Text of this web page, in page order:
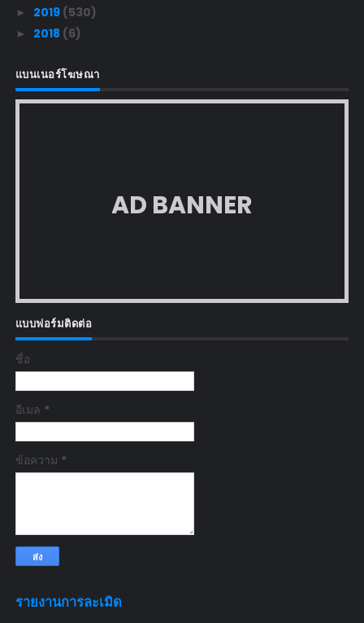
► 2019 (530)
► 2018 (6)
แบนเนอร์โฆษณา
AD BANNER
แบบฟอร์มติดต่อ
ชื่อ
อีเมล *
ข้อความ *
รายงานการละเมิด